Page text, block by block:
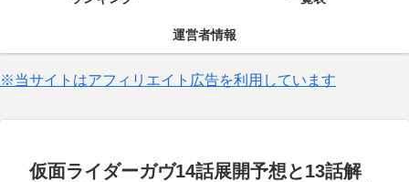
運営者情報
※当サイトはアフィリエイト広告を利用しています
仮面ライダーガヴ14話展開予想と13話解